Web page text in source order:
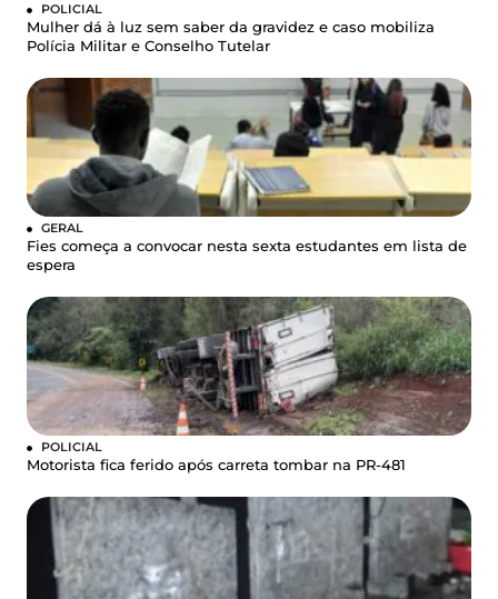
POLICIAL
Mulher dá à luz sem saber da gravidez e caso mobiliza
Polícia Militar e Conselho Tutelar
GERAL
Fies começa a convocar nesta sexta estudantes em lista de
espera
POLICIAL
Motorista fica ferido após carreta tombar na PR-481